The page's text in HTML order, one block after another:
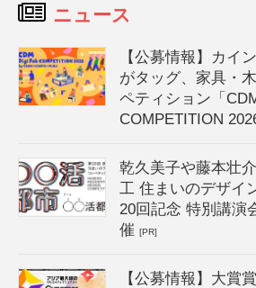
ニュース
【公募情報】カイ
がタッグ、家具・
ペティション「
COMPETITION
乾久美子や藤本壮
工 住まいのデザイ
20回記念 特別講演
催[PR]
【公募情報】大賞